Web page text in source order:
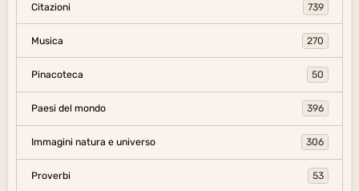
Citazioni 739
Musica 270
Pinacoteca 50
Paesi del mondo 396
Immagini natura e universo 306
Proverbi 53